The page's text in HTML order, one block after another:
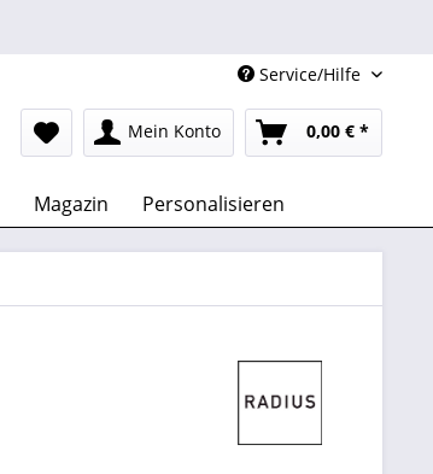
Service/Hilfe
Mein Konto 0,00 € *
Magazin Personalisieren